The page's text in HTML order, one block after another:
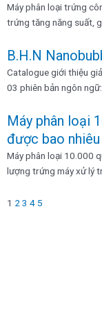
Máy phân loại trứng
trứng tăng năng suất,
B.H.N
Catalogue giới thiệu
03 phiên bản ngôn
Máy phân loại
được bao
Máy phân loại 10.000
lượng trứng máy xử lý
1 23 4 5